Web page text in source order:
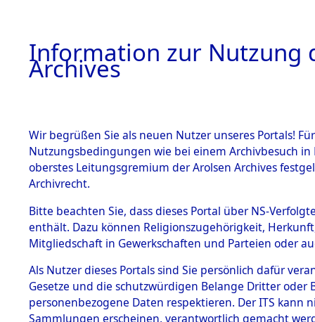
BESTÄNDE
1.
mente
5. Verschiedenes
5.3
Dead -
Information zur Nutzung
Archives
Wir begrüßen Sie als neuen Nutzer unseres Portals!
Nutzungsbedingungen wie bei einem Archivbesuch
oberstes Leitungsgremium der Arolsen Archives
Archivrecht.
Bitte beachten Sie, dass dieses Portal über NS-
enthält. Dazu können Religionszugehörigkeit,
Mitgliedschaft in Gewerkschaften und Parteien oder
Als Nutzer dieses Portals sind Sie persönlich dafür
Gesetze und die schutzwürdigen Belange Dritter
personenbezogene Daten respektieren. Der ITS
Sammlungen erscheinen, verantwortlich gemacht